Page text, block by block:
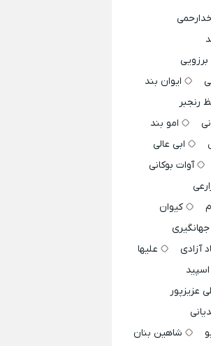
ایوان بند
رنجبر
امو بند
ابی عالی
آوات بوکانی
کیوان
آزادی
علیها
عزیزپور
شاهین بنان